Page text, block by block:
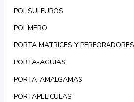
POLISULFUROS
POLÍMERO
PORTA MATRICES Y PERFORADORES
PORTA-AGUJAS
PORTA-AMALGAMAS
PORTAPELICULAS